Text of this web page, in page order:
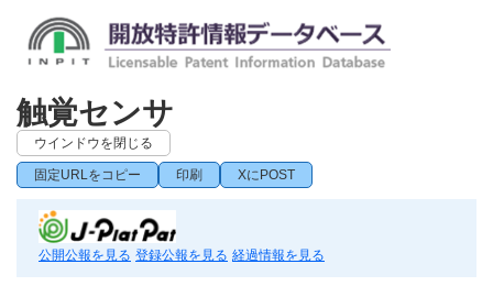
触覚センサ
ウインドウを閉じる
固定URLをコピー 印刷 XにPOST
公開公報を見る 登録公報を見る 経過情報を見る